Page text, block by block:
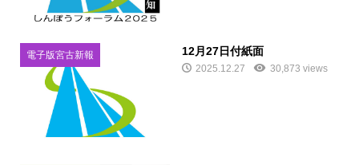
電子版宮古新報 12月27日付紙面
2025.12.27 30,873 views